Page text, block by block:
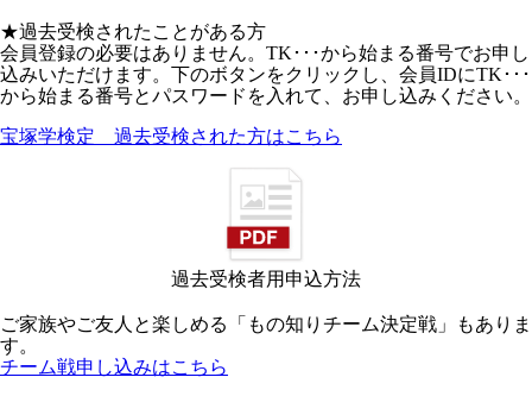
★過去受検されたことがある方
会員登録の必要はありません。TK･･･から始まる番号でお申し
込みいただけます。下のボタンをクリックし、会員IDにTK･･･
から始まる番号とパスワードを入れて、お申し込みください。
宝塚学検定 過去受検された方はこちら
過去受検者用申込方法
ご家族やご友人と楽しめる「もの知りチーム決定戦」もありま
す。
チーム戦申し込みはこちら